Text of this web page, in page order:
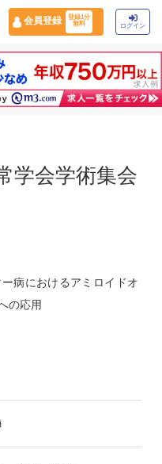
会員登録
登録1分
無料
ログイン
学会学術集会
病におけるアミロイドオ
の応用